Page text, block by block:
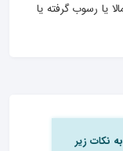
یا رسوب گرفته یا
نکات زیر